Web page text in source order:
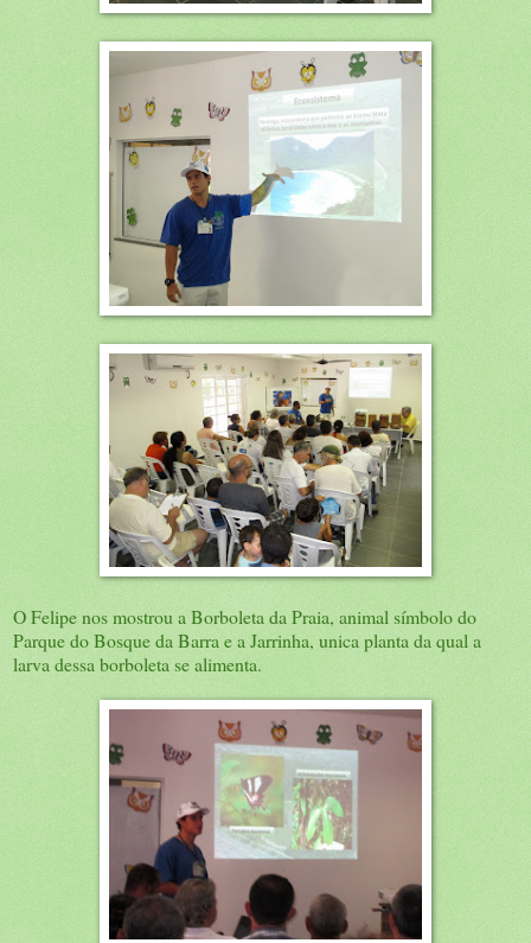
O Felipe nos mostrou a Borboleta da Praia, animal símbolo do
Parque do Bosque da Barra e a Jarrinha, unica planta da qual a
larva dessa borboleta se alimenta.